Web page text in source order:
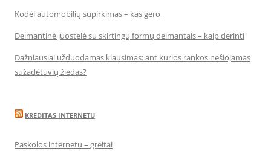
Kodėl automobilių supirkimas – kas gero
Deimantinė juostelė su skirtingų formų deimantais – kaip derinti
Dažniausiai užduodamas klausimas: ant kurios rankos nešiojamas
sužadėtuvių žiedas?
KREDITAS INTERNETU
Paskolos internetu – greitai